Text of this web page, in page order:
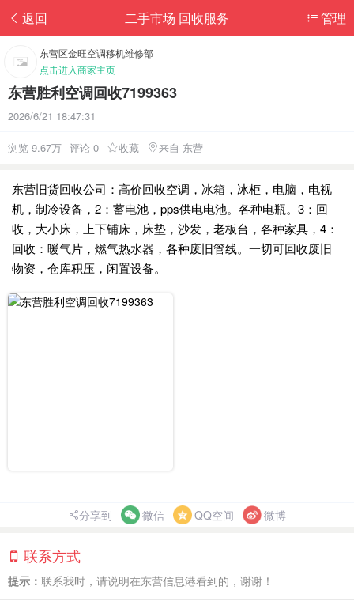
返回 管理
二手市场 回收服务
东营区金旺空调移机维修部
点击进入商家主页
东营胜利空调回收7199363
2026/6/21 18:47:31
浏览 9.67万 评论 0 收藏 来自 东营
东营旧货回收公司：高价回收空调，冰箱，冰柜，电脑，电视
机，制冷设备，2：蓄电池，pps供电电池。各种电瓶。3：回
收，大小床，上下铺床，床垫，沙发，老板台，各种家具，4：
回收：暖气片，燃气热水器，各种废旧管线。一切可回收废旧
物资，仓库积压，闲置设备。
分享到 微信 QQ空间 微博
联系方式
提示： 联系我时，请说明在东营信息港看到的，谢谢！